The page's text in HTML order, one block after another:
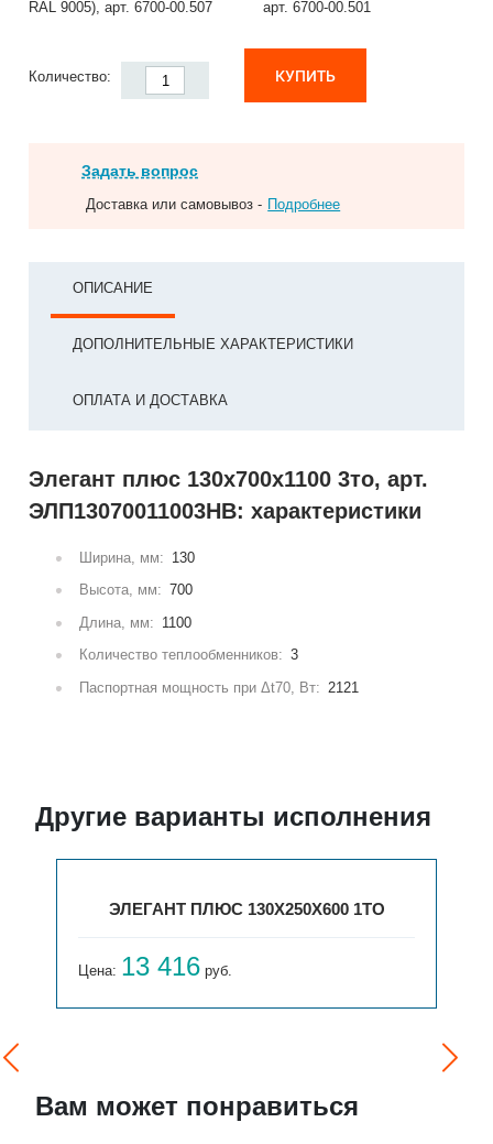
RAL 9005), арт. 6700-00.507 арт. 6700-00.501
Количество: КУПИТЬ
Задать вопрос
Доставка или самовывоз - Подробнее
ОПИСАНИЕ
ДОПОЛНИТЕЛЬНЫЕ ХАРАКТЕРИСТИКИ
ОПЛАТА И ДОСТАВКА
Элегант плюс 130x700x1100 3то, арт.
ЭЛП13070011003НВ: характеристики
Ширина, мм: 130
Высота, мм: 700
Длина, мм: 1100
Количество теплообменников: 3
Паспортная мощность при Δt70, Вт: 2121
Другие варианты исполнения
ЭЛЕГАНТ ПЛЮС 130X250X600 1ТО
Цена: 13 416 руб.
Вам может понравиться